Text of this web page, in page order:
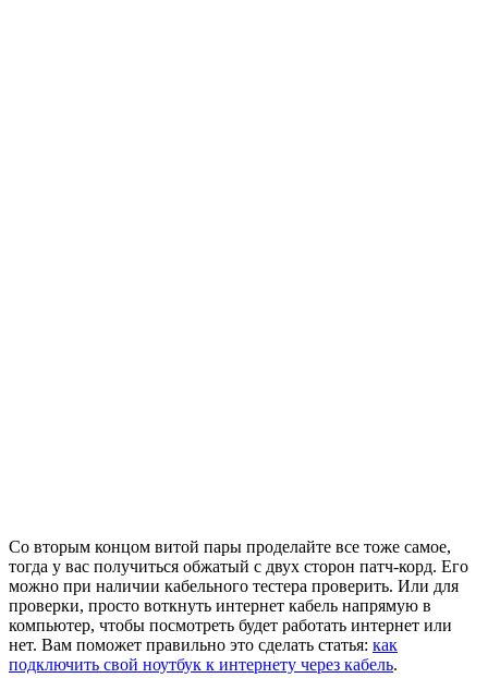
Со вторым концом витой пары проделайте все тоже самое,
тогда у вас получиться обжатый с двух сторон патч-корд. Его
можно при наличии кабельного тестера проверить. Или для
проверки, просто воткнуть интернет кабель напрямую в
компьютер, чтобы посмотреть будет работать интернет или
нет. Вам поможет правильно это сделать статья: как
подключить свой ноутбук к интернету через кабель.